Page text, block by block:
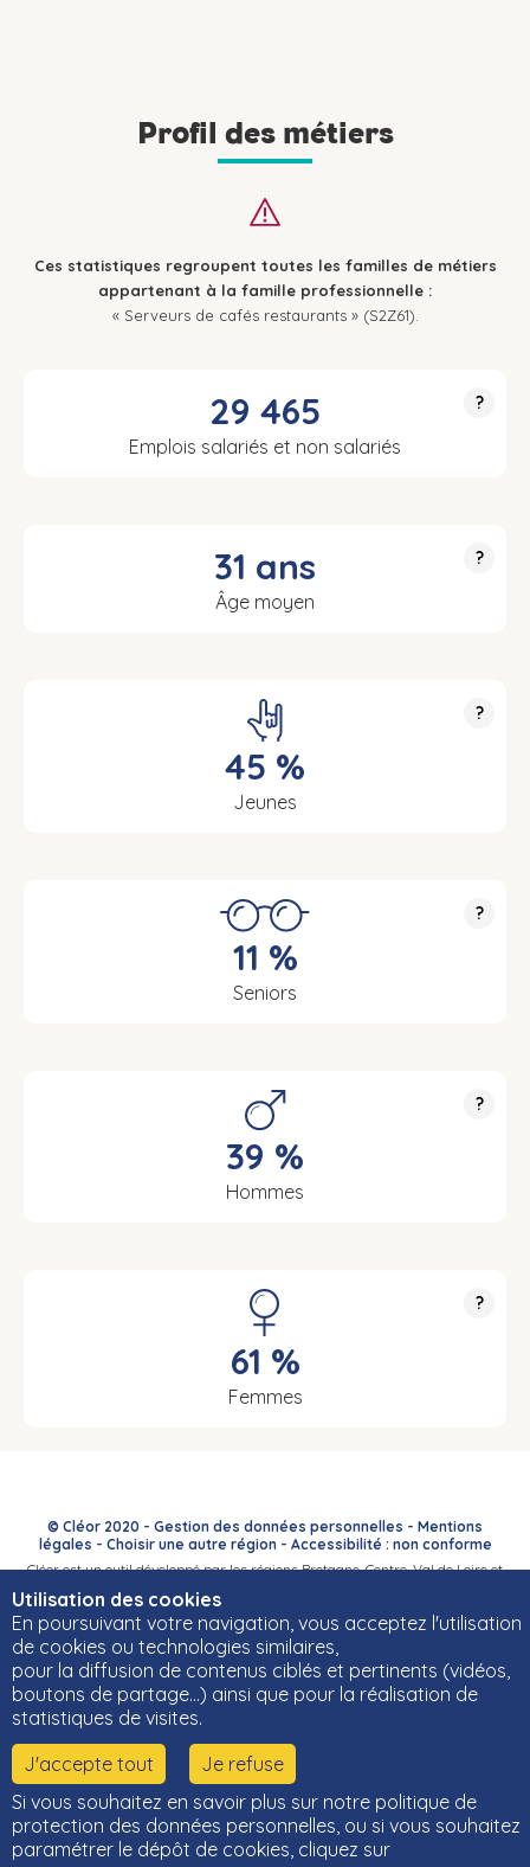
Utilisation des cookies
En poursuivant votre navigation, vous acceptez l'utilisation
de cookies ou technologies similaires,
pour la diffusion de contenus ciblés et pertinents (vidéos,
boutons de partage…) ainsi que pour la réalisation de
statistiques de visites.
J'accepte tout
Je refuse
Si vous souhaitez en savoir plus sur notre politique de
protection des données personnelles, ou si vous souhaitez
paramétrer le dépôt de cookies, cliquez sur
Profil des métiers
Ces statistiques regroupent toutes les familles de métiers
appartenant à la famille professionnelle :
« Serveurs de cafés restaurants » (S2Z61).
?
29 465
Emplois salariés et non salariés
?
31 ans
Âge moyen
?
45 %
Jeunes
?
11 %
Seniors
?
39 %
Hommes
?
61 %
Femmes
© Cléor 2020 - Gestion des données personnelles - Mentions
légales - Choisir une autre région- Accessibilité : non conforme
Cléor est un outil développé par les régions Bretagne, Centre-Val de Loire et